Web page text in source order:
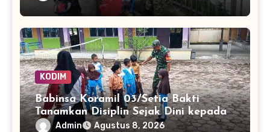
KODIM
Babinsa Koramil 03/Setia Bakti
Tanamkan Disiplin Sejak Dini kepada
Siswa SDN 8 Aceh Jaya
Admin Agustus 8, 2026